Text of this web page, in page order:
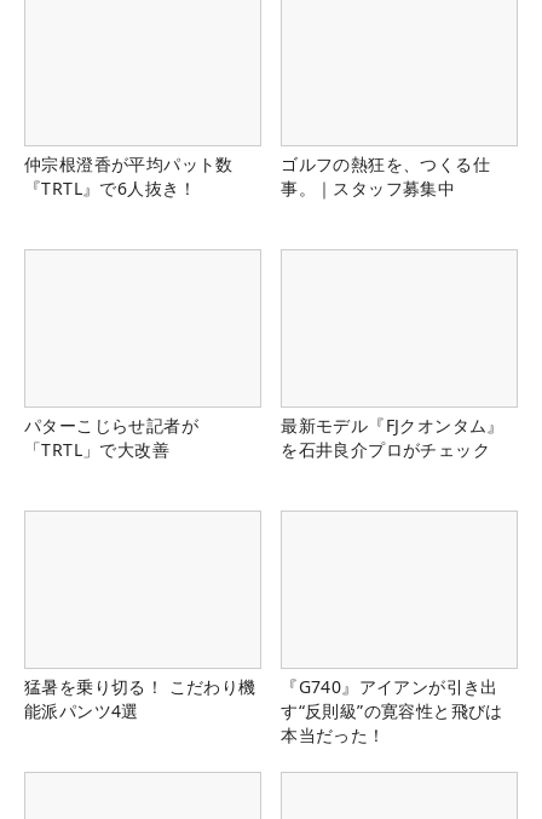
仲宗根澄香が平均パット数
『TRTL』で6人抜き！
ゴルフの熱狂を、つくる仕
事。｜スタッフ募集中
パターこじらせ記者が
「TRTL」で大改善
最新モデル『FJクオンタム』
を石井良介プロがチェック
猛暑を乗り切る！ こだわり機
能派パンツ4選
『G740』アイアンが引き出
す“反則級”の寛容性と飛びは
本当だった！